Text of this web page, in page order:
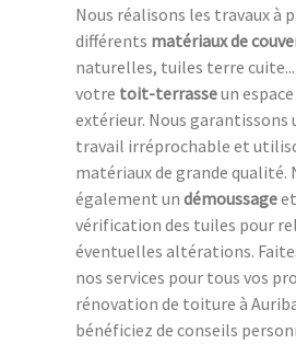
Nous réalisons les travaux à
différents matériaux de
naturelles, tuiles terre
votre toit-terrasseun
extérieur. Nous garantissons
travail irréprochable et
matériaux de grande qualité.
également un démoussage
vérification des tuiles pour
éventuelles altérations.
nos services pour tous vos
rénovation de toiture à
bénéficiez de conseils